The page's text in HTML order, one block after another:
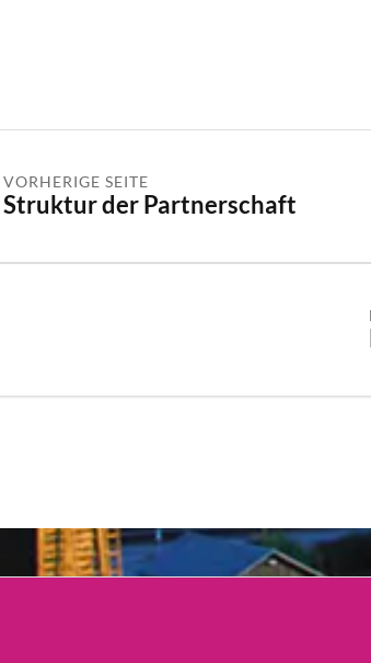
VORHERIGE SEITE
Struktur der Partnerschaft